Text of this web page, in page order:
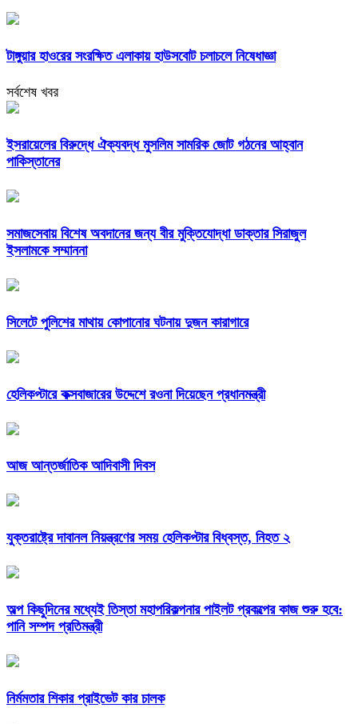
টাঙ্গুয়ার হাওরের সংরক্ষিত এলাকায় হাউসবোট চলাচলে নিষেধাজ্ঞা
সর্বশেষ খবর
ইসরায়েলের বিরুদ্ধে ঐক্যবদ্ধ মুসলিম সামরিক জোট গঠনের আহ্বান
পাকিস্তানের
সমাজসেবায় বিশেষ অবদানের জন্য বীর মুক্তিযোদ্ধা ডাক্তার সিরাজুল
ইসলামকে সম্মাননা
সিলেটে পুলিশের মাথায় কোপানোর ঘটনায় দুজন কারাগারে
হেলিকপ্টারে কক্সবাজারের উদ্দেশে রওনা দিয়েছেন প্রধানমন্ত্রী
আজ আন্তর্জাতিক আদিবাসী দিবস
যুক্তরাষ্ট্রে দাবানল নিয়ন্ত্রণের সময় হেলিকপ্টার বিধ্বস্ত, নিহত ২
অল্প কিছুদিনের মধ্যেই তিস্তা মহাপরিকল্পনার পাইলট প্রকল্পের কাজ শুরু হবে:
পানি সম্পদ প্রতিমন্ত্রী
নির্মমতার শিকার প্রাইভেট কার চালক